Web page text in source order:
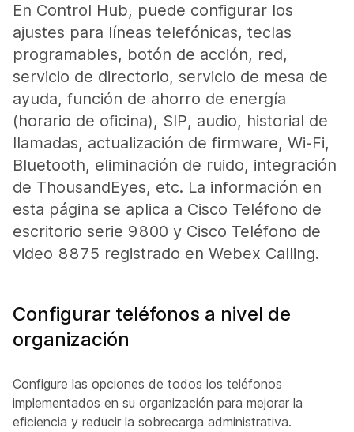
En Control Hub, puede configurar los
ajustes para líneas telefónicas, teclas
programables, botón de acción, red,
servicio de directorio, servicio de mesa de
ayuda, función de ahorro de energía
(horario de oficina), SIP, audio, historial de
llamadas, actualización de firmware, Wi-Fi,
Bluetooth, eliminación de ruido, integración
de ThousandEyes, etc. La información en
esta página se aplica a Cisco Teléfono de
escritorio serie 9800 y Cisco Teléfono de
video 8875 registrado en Webex Calling.
Configurar teléfonos a nivel de
organización
Configure las opciones de todos los teléfonos
implementados en su organización para mejorar la
eficiencia y reducir la sobrecarga administrativa.